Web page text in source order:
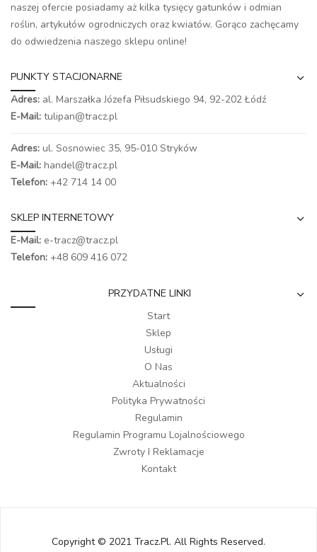
naszej ofercie posiadamy aż kilka tysięcy gatunków i odmian
roślin, artykułów ogrodniczych oraz kwiatów. Gorąco zachęcamy
do odwiedzenia naszego sklepu online!
PUNKTY STACJONARNE
Adres: al. Marszałka Józefa Piłsudskiego 94, 92-202 Łódź
E-Mail: tulipan@tracz.pl
Adres: ul. Sosnowiec 35, 95-010 Stryków
E-Mail: handel@tracz.pl
Telefon: +42 714 14 00
SKLEP INTERNETOWY
E-Mail: e-tracz@tracz.pl
Telefon: +48 609 416 072
PRZYDATNE LINKI
Start
Sklep
Usługi
O Nas
Aktualności
Polityka Prywatności
Regulamin
Regulamin Programu Lojalnościowego
Zwroty I Reklamacje
Kontakt
Copyright © 2021 Tracz.pl. All Rights Reserved.